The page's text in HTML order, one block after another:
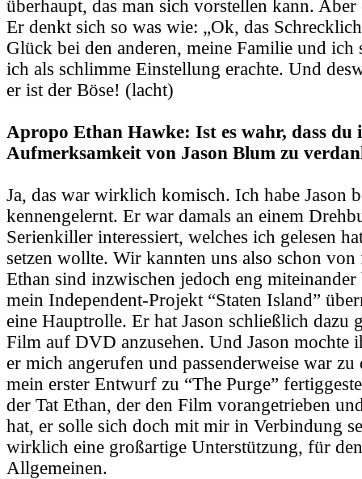
überhaupt, das man sich vorstellen kann.
Er denkt sich so was wie: „Ok, das
Glück bei den anderen, meine Familie und ich
ich als schlimme Einstellung erachte. Und
er ist der Böse! (lacht)
Apropo Ethan Hawke: Ist es wahr, dass du
Aufmerksamkeit von Jason Blum zu
Ja, das war wirklich komisch. Ich habe Jason
kennengelernt. Er war damals an einem
Serienkiller interessiert, welches ich gelesen
setzen wollte. Wir kannten uns also schon
Ethan sind inzwischen jedoch eng
mein Independent-Projekt “Staten Island”
eine Hauptrolle. Er hat Jason schließlich dazu
Film auf DVD anzusehen. Und Jason mochte
er mich angerufen und passenderweise war
mein erster Entwurf zu “The Purge”
der Tat Ethan, der den Film vorangetrieben
hat, er solle sich doch mit mir in Verbindung
wirklich eine großartige Unterstützung, für
Allgemeinen.